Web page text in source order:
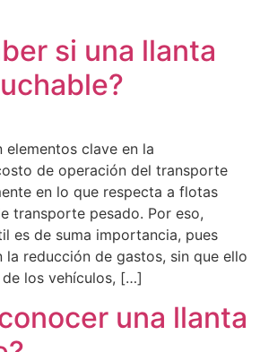
si una llanta
elementos clave en la
de operación del transporte
en lo que respecta a flotas
transporte pesado. Por eso,
es de suma importancia, pues
la reducción de gastos, sin que ello
los vehículos, […]
una llanta